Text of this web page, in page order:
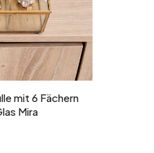
mit 6 Fächern
Mira